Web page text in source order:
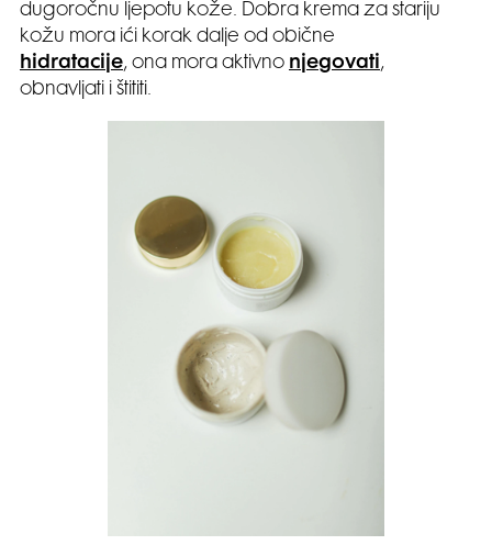
dugoročnu ljepotu kože. Dobra krema za stariju
kožu mora ići korak dalje od obične
hidratacije, ona mora aktivno njegovati ,
obnavljati i štititi.